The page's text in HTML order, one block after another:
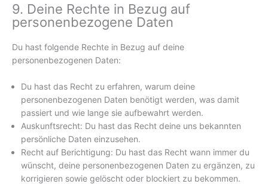
9. Deine Rechte in Bezug auf
personenbezogene Daten
Du hast folgende Rechte in Bezug auf deine
personenbezogenen Daten:
Du hast das Recht zu erfahren, warum deine
personenbezogenen Daten benötigt werden, was damit
passiert und wie lange sie aufbewahrt werden.
Auskunftsrecht: Du hast das Recht deine uns bekannten
persönliche Daten einzusehen.
Recht auf Berichtigung: Du hast das Recht wann immer du
wünscht, deine personenbezogenen Daten zu ergänzen, zu
korrigieren sowie gelöscht oder blockiert zu bekommen.